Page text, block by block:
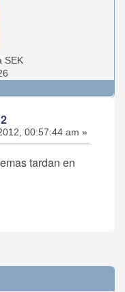
SEK
00:57:44 am »
tardan en